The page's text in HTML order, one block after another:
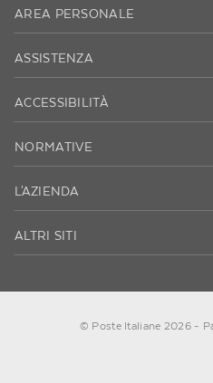
AREA PERSONALE
ASSISTENZA
ACCESSIBILITÀ
NORMATIVE
L'AZIENDA
ALTRI SITI
© Poste Italiane 2026 -